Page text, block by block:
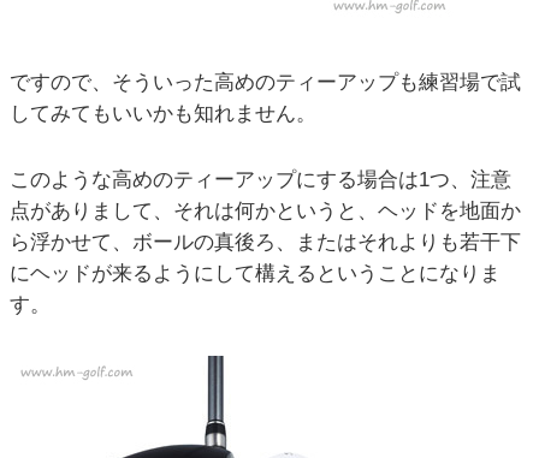
ですので、そういった高めのティーアップも練習場で試
してみてもいいかも知れません。
このような高めのティーアップにする場合は1つ、注意
点がありまして、それは何かというと、ヘッドを地面か
ら浮かせて、ボールの真後ろ、またはそれよりも若干下
にヘッドが来るようにして構えるということになりま
す。